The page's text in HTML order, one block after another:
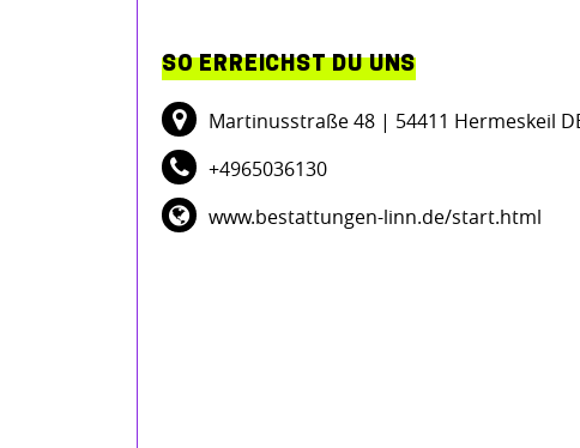
SO ERREICHST DU UNS
Martinusstraße 48 | 54411 Hermeskeil
+4965036130
www.bestattungen-linn.de/start.html